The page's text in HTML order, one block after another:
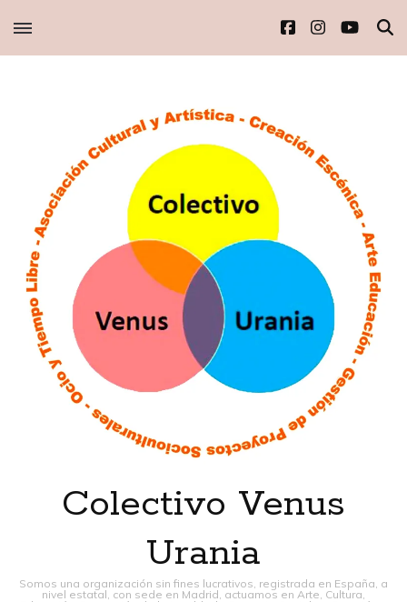
Colectivo Venus
Urania
Somos una organización sin fines lucrativos, registrada en España, a
nivel estatal, con sede en Madrid, actuamos en Arte, Cultura,